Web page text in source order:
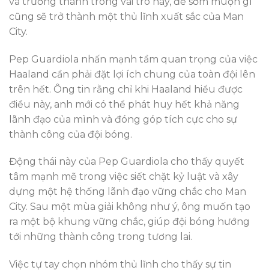
cũng sẽ trở thành một thủ lĩnh xuất sắc của Man
City.
Pep Guardiola nhấn mạnh tầm quan trọng của việc
Haaland cần phải đặt lợi ích chung của toàn đội lên
trên hết. Ông tin rằng chỉ khi Haaland hiểu được
điều này, anh mới có thể phát huy hết khả năng
lãnh đạo của mình và đóng góp tích cực cho sự
thành công của đội bóng.
Động thái này của Pep Guardiola cho thấy quyết
tâm mạnh mẽ trong việc siết chặt kỷ luật và xây
dựng một hệ thống lãnh đạo vững chắc cho Man
City. Sau một mùa giải không như ý, ông muốn tạo
ra một bộ khung vững chắc, giúp đội bóng hướng
tới những thành công trong tương lai.
Việc tự tay chọn nhóm thủ lĩnh cho thấy sự tin